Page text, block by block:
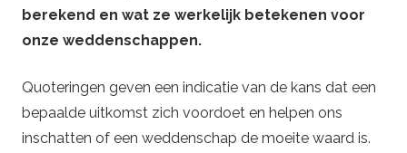
berekend en wat ze werkelijk betekenen voor
onze weddenschappen.
Quoteringen geven een indicatie van de kans dat een
bepaalde uitkomst zich voordoet en helpen ons
inschatten of een weddenschap de moeite waard is.